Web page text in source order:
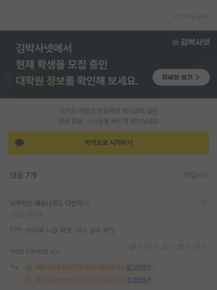
유학교육
이벤트
카카오 계정과 연동하여 게시글에 달린
댓글 알람, 소식등을 빠르게 받아보세요
카카오로 시작하기
댓글 7개 댓글쓰기
뉘우치는 레오나르도 다빈치
???: (어차피 나갈 학생. 내가 굳이 왜?)
대댓글 2개 대댓글 쓰기
해당 댓글을 보려면 로그인이 필요합니다. 로그인하기
해당 댓글을 보려면 로그인이 필요합니다. 로그인하기